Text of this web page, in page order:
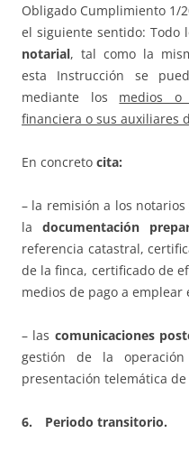
Obligado Cumplimiento 1/
el siguiente sentido: Todo
notarial, tal como la
esta Instrucción se
mediante los medios
financiera o sus auxiliares
En concreto cita:
– la remisión a los
la documentación
referencia catastral,
de la finca, certificado de
medios de pago a emplear
– las comunicaciones
gestión de la
presentación telemática
6. Periodo transitorio.